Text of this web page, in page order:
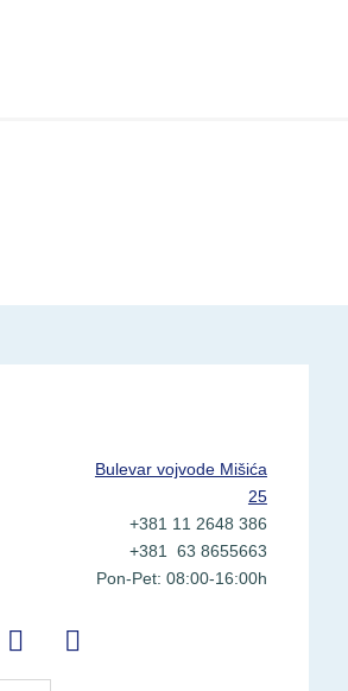
Bulevar vojvode Mišića
25
+381 11 2648 386
+381 63 8655663
Pon-Pet: 08:00-16:00h